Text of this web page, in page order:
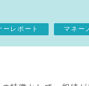
ーレポート マネー